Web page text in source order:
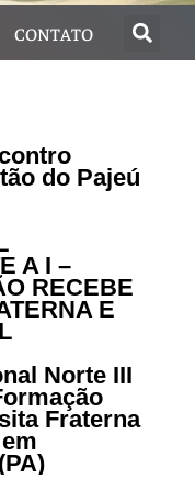
CONTATO
do Pajeú
A I –
RECEBE
E
Norte III
Fraterna